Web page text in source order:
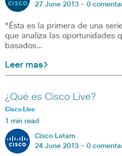
27 June 2013 - 0
*Ésta es la primera de una
que analiza las oportunidades
basados…
Leer mas
¿Qué es Cisco Live?
Cisco Live
1 min read
Cisco Latam
24 June 2013 - 0